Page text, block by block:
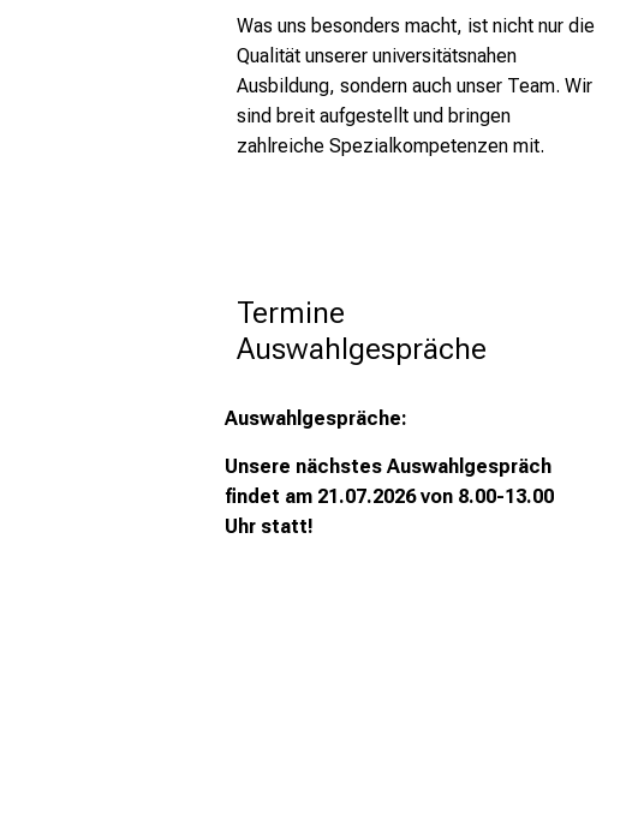
Was uns besonders macht, ist nicht nur die
Qualität unserer universitätsnahen
Ausbildung, sondern auch unser Team. Wir
sind breit aufgestellt und bringen
zahlreiche Spezialkompetenzen mit.
Termine
Auswahlgespräche
Auswahlgespräche:
Unsere nächstes Auswahlgespräch
findet am 21.07.2026 von 8.00-13.00
Uhr statt!